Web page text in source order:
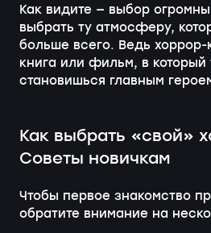
Как видите — выбор
выбрать ту атмосферу,
больше всего. Ведь хоррор-
книга или фильм, в
становишься главным
Как выбрать «свой»
Советы новичкам
Чтобы первое знакомство
обратите внимание на